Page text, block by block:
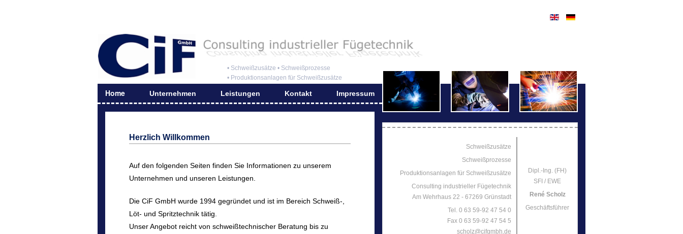
• Schweißzusätze • Schweißprozesse
• Produktionsanlagen für Schweißzusätze
Home Unternehmen Leistungen Kontakt Impressum
Herzlich Willkommen
Auf den folgenden Seiten finden Sie Informationen zu unserem
Unternehmen und unseren Leistungen.
Die CiF GmbH wurde 1994 gegründet und ist im Bereich Schweiß-,
Löt- und Spritztechnik tätig.
Unser Angebot reicht von schweißtechnischer Beratung bis zu
Schweißzusätze
Schweißprozesse
Produktionsanlagen für Schweißzusätze
Consulting industrieller Fügetechnik
Am Wehrhaus 22 - 67269 Grünstadt
Tel. 0 63 59-92 47 54 0
Fax 0 63 59-92 47 54 5
scholz@cifgmbh.de
Dipl.-Ing. (FH)
SFI / EWE
René Scholz
Geschäftsführer